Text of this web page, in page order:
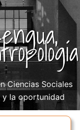
Ciencias Sociales
y la oportunidad